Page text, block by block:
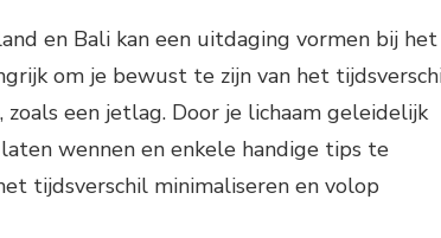
en Bali kan een uitdaging vormen bij het
om je bewust te zijn van het
een jetlag. Door je lichaam geleidelijk
wennen en enkele handige tips te
tijdsverschil minimaliseren en volop